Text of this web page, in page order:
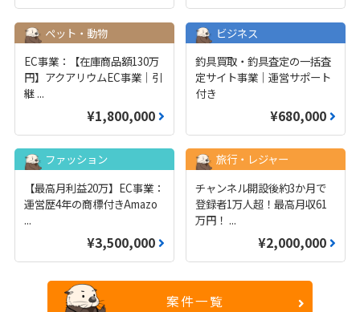
ペット・動物
EC事業：【在庫商品額130万
円】アクアリウムEC事業｜引
継 ...
¥1,800,000
ビジネス
釣具買取・釣具査定の一括査
定サイト事業｜運営サポート
付き
¥680,000
ファッション
【最高月利益20万】EC事業：
運営歴4年の商標付きAmazo
...
¥3,500,000
旅行・レジャー
チャンネル開設後約3か月で
登録者1万人超！最高月収61
万円！ ...
¥2,000,000
案件一覧